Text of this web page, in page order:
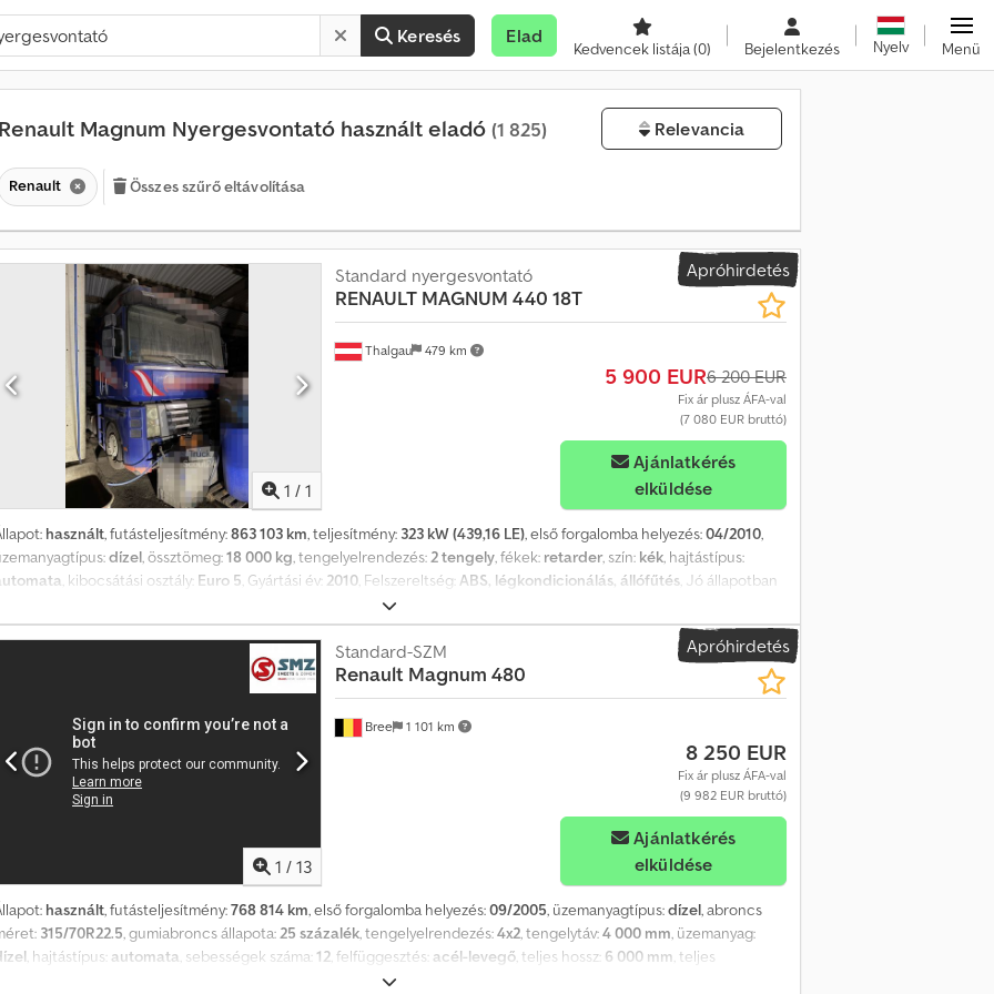
Keresés Elad
Kedvencek listája(0) Bejelentkezés Nyelv Menü
Renault Magnum Nyergesvontató használt eladó (1 825) Relevancia
Renault Összes szűrő eltávolítása
Apróhirdetés
1 / 1
Thalgau 479 km
Standard nyergesvontató
RENAULT MAGNUM 440 18T
5 900 EUR6 200 EUR
Fix ár plusz ÁFA-val
(7 080 EUR bruttó)
Ajánlatkérés
elküldése
használt, futásteljesítmény:863 103 km, teljesítmény: 323 kW (439,16 LE), első forgalomba helyezés:04/2010,
dízel, össztömeg:18 000 kg, tengelyelrendezés:2 tengely, fékek: retarder, szín: kék, hajtástípus:
, kibocsátási osztály: Euro 5, Gyártási év: 2010, Felszereltség: ABS, légkondicionálás, állófűtés, Jó állapotban
Apróhirdetés
1 / 13
Bree 1 101 km
Standard-SZM
Renault Magnum 480
8 250 EUR
Fix ár plusz ÁFA-val
(9 982 EUR bruttó)
Ajánlatkérés
elküldése
használt, futásteljesítmény:768 814 km, első forgalomba helyezés:09/2005, üzemanyagtípus:dízel, abroncs
315/70R22.5, gumiabroncs állapota:25 százalék, tengelyelrendezés:4x2, tengelytáv:4 000 mm, üzemanyag:
, hajtástípus: automata, sebességek száma:12, felfüggesztés: acél-levegő, teljes hossz: 6 000 mm, teljes
légkondicionálás